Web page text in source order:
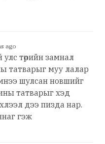
ago
улс төрийн замнал
татварыг муу лалар
шулсан новшийг
татварыг хэд
үхлээл дээ пизда нар.
гэж